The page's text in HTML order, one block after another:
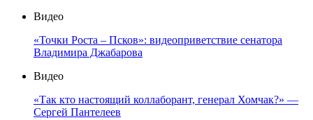
Видео
«Точки Роста – Псков»: видеоприветствие сенатора
Владимира Джабарова
Видео
«Так кто настоящий коллаборант, генерал Хомчак?» —
Сергей Пантелеев